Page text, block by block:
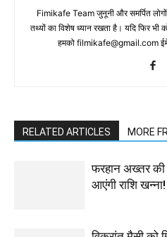
Fimikafe Team जुनूनी और समर्पित
तथ्‍यों का विशेष ध्‍यान रखता है। यदि फिर
हमको filmikafe@gmail.com
RELATED ARTICLES MORE
फरहान अख्तर की
आएंगी राशि खन्ना!